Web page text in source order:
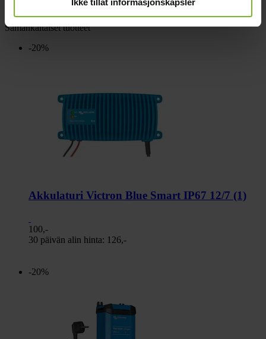
Arvostelut
Samankaltaiset tuotteet
-20%
Akkulaturi Victron Blue Smart IP67 12/7 (1)
100,-
30 päivän alin hinta: 126,-
-20%